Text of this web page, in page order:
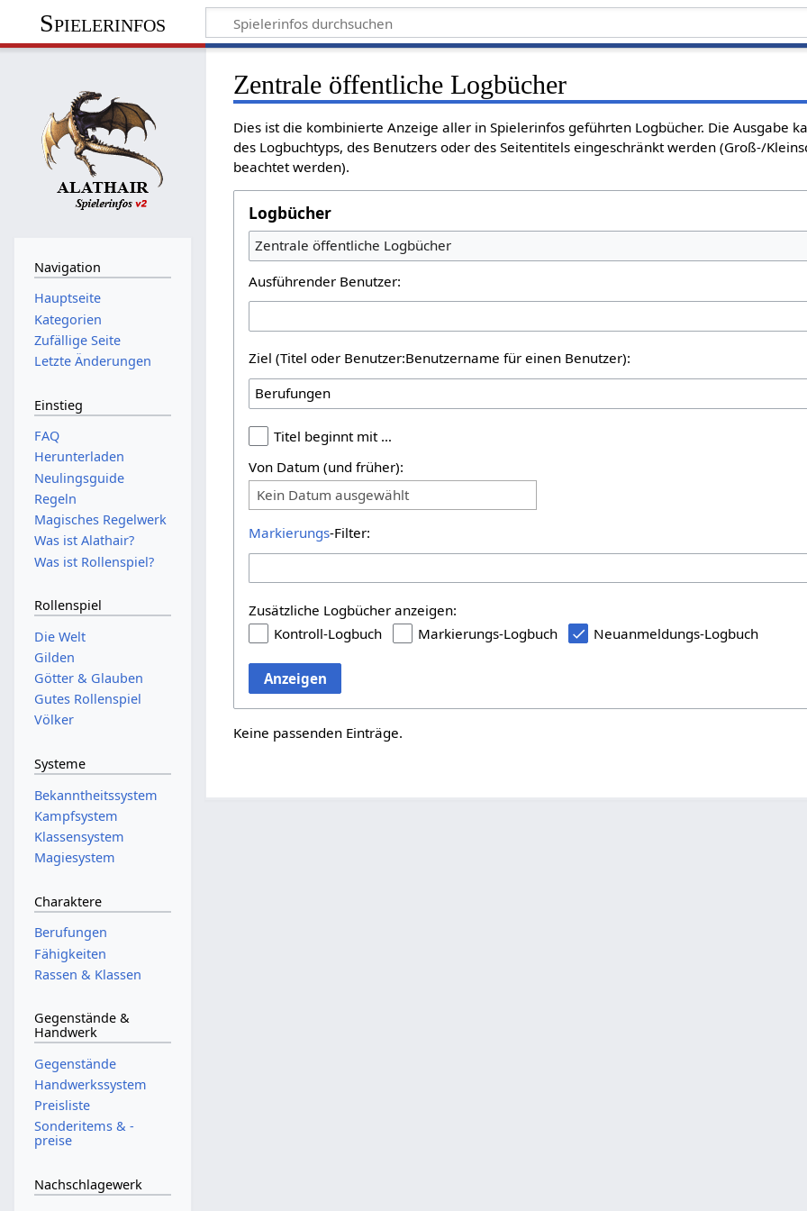
Spielerinfos
Zentrale öffentliche Logbücher
Dies ist die kombinierte Anzeige aller in Spielerinfos geführten Logbücher. Die Ausgabe
des Logbuchtyps, des Benutzers oder des Seitentitels eingeschränkt werden (Groß-/
beachtet werden).
Logbücher
Zentrale öffentliche Logbücher
Ausführender Benutzer:
Ziel (Titel oder Benutzer:Benutzername für einen Benutzer):
Titel beginnt mit …
Von Datum (und früher):
Kein Datum ausgewählt
Markierungs-Filter:
Zusätzliche Logbücher anzeigen:
Kontroll-Logbuch
Markierungs-Logbuch Neuanmeldungs-Logbuch
Anzeigen
Keine passenden Einträge.
Navigation
Hauptseite
Kategorien
Zufällige Seite
Letzte Änderungen
Einstieg
FAQ
Herunterladen
Neulingsguide
Regeln
Magisches Regelwerk
Was ist Alathair?
Was ist Rollenspiel?
Rollenspiel
Die Welt
Gilden
Götter & Glauben
Gutes Rollenspiel
Völker
Systeme
Bekanntheitssystem
Kampfsystem
Klassensystem
Magiesystem
Charaktere
Berufungen
Fähigkeiten
Rassen & Klassen
Gegenstände &
Handwerk
Gegenstände
Handwerkssystem
Preisliste
Sonderitems & -
preise
Nachschlagewerk